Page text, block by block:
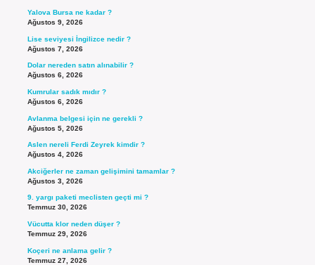
Yalova Bursa ne kadar ?
Ağustos 9, 2026
Lise seviyesi İngilizce nedir ?
Ağustos 7, 2026
Dolar nereden satın alınabilir ?
Ağustos 6, 2026
Kumrular sadık mıdır ?
Ağustos 6, 2026
Avlanma belgesi için ne gerekli ?
Ağustos 5, 2026
Aslen nereli Ferdi Zeyrek kimdir ?
Ağustos 4, 2026
Akciğerler ne zaman gelişimini tamamlar ?
Ağustos 3, 2026
9. yargı paketi meclisten geçti mi ?
Temmuz 30, 2026
Vücutta klor neden düşer ?
Temmuz 29, 2026
Koçeri ne anlama gelir ?
Temmuz 27, 2026